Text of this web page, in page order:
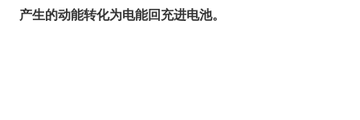
产生的动能转化为电能回充进电池。